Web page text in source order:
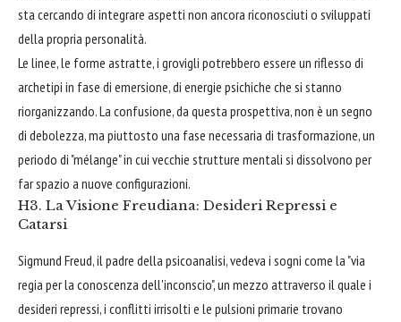
sta cercando di integrare aspetti non ancora riconosciuti o sviluppati
della propria personalità.
Le linee, le forme astratte, i grovigli potrebbero essere un riflesso di
archetipi in fase di emersione, di energie psichiche che si stanno
riorganizzando. La confusione, da questa prospettiva, non è un segno
di debolezza, ma piuttosto una fase necessaria di trasformazione, un
periodo di "mélange" in cui vecchie strutture mentali si dissolvono per
far spazio a nuove configurazioni.
H3. La Visione Freudiana: Desideri Repressi e
Catarsi
Sigmund Freud, il padre della psicoanalisi, vedeva i sogni come la "via
regia per la conoscenza dell'inconscio", un mezzo attraverso il quale i
desideri repressi, i conflitti irrisolti e le pulsioni primarie trovano